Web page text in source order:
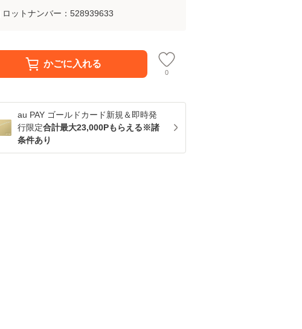
ロットナンバー： 528939633
かごに入れる
0
au PAY ゴールドカード新規＆即時発
行限定合計最大23,000Pもらえる※諸
条件あり